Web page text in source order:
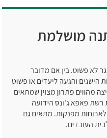
מושלמת
לא פשוט. בין אם מדובר
הישגים והגעה ליעדים או פשוט
מהווים פתרון מצוין שמתאים
רשת פאפא ג'ונס הידועה
מפנקות. מתאים גם
העובדים.